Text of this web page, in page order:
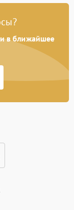
в ближайшее